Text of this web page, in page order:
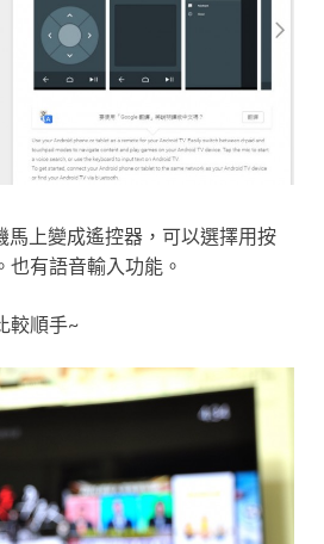
馬上變成遙控器，可以選擇用按
也有語音輸入功能。
較順手~